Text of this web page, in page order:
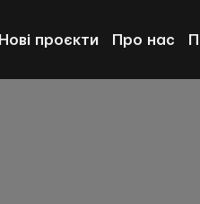
Нові проєкти Про нас